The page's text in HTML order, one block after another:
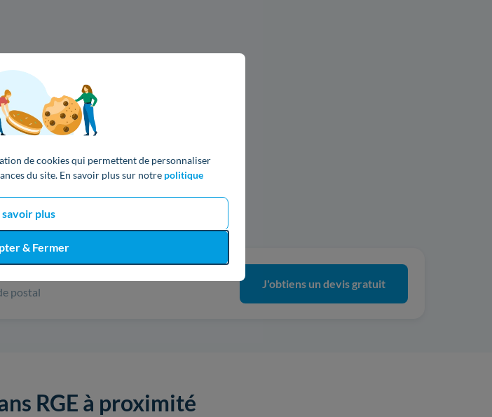
de cookies qui permettent de personnaliser
du site. En savoir plus sur notre politique
savoir plus
& Fermer
gratuit en 3 clics
postal
J'obtiens un devis gratuit
RGE à proximité